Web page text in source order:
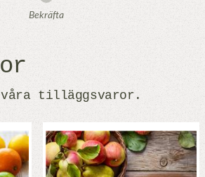
Bekräfta
våra tilläggsvaror.